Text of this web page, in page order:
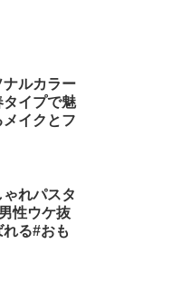
ルカラー
イプで魅
イクとフ
ゃれパスタ
性ウケ抜
る#おも